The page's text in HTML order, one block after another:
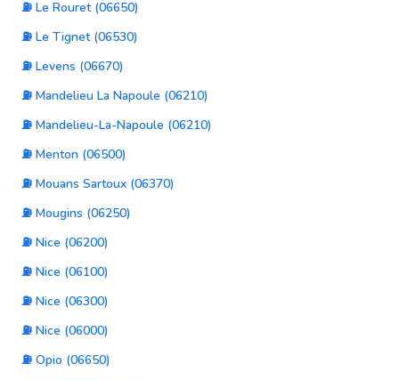
⛽ Le Rouret (06650)
⛽ Le Tignet (06530)
⛽ Levens (06670)
⛽ Mandelieu La Napoule (06210)
⛽ Mandelieu-La-Napoule (06210)
⛽ Menton (06500)
⛽ Mouans Sartoux (06370)
⛽ Mougins (06250)
⛽ Nice (06200)
⛽ Nice (06100)
⛽ Nice (06300)
⛽ Nice (06000)
⛽ Opio (06650)